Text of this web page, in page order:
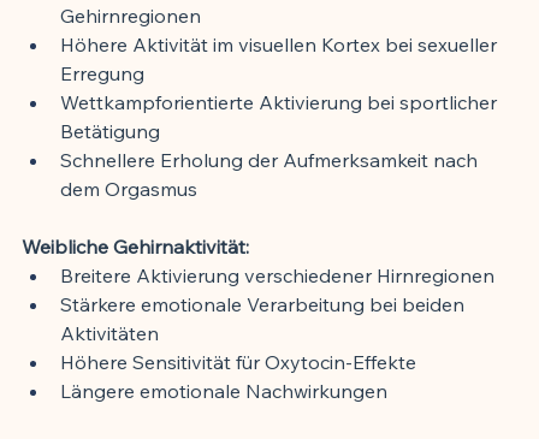
Gehirnregionen
Höhere Aktivität im visuellen Kortex bei sexueller
Erregung
Wettkampforientierte Aktivierung bei sportlicher
Betätigung
Schnellere Erholung der Aufmerksamkeit nach
dem Orgasmus
Weibliche Gehirnaktivität:
Breitere Aktivierung verschiedener Hirnregionen
Stärkere emotionale Verarbeitung bei beiden
Aktivitäten
Höhere Sensitivität für Oxytocin-Effekte
Längere emotionale Nachwirkungen